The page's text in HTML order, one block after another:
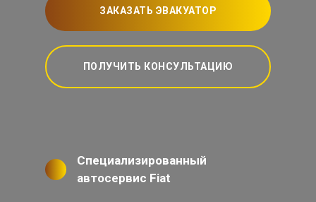
ЗАКАЗАТЬ ЭВАКУАТОР
ПОЛУЧИТЬ КОНСУЛЬТАЦИЮ
Специализированный
автосервис Fiat